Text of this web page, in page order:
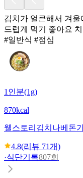
김치가 얼큰해서 겨
드럽게 먹기 좋아요
#일반식 #점심
1인분(1g)
870kcal
웰스토리 김치나베돈
4.8(리뷰 71개)
·식단기록807회